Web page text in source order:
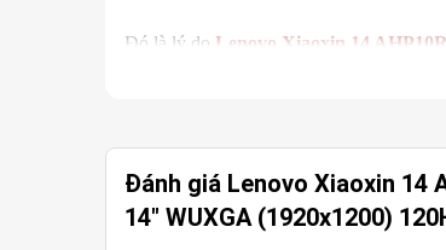
Đó là lý do Lenovo Xiaoxin 14 AHP10R
Nói gọn:con này mạnh đều, ít điểm
Đánh giá Lenovo Xiaoxin 14
14" WUXGA (1920x1200)